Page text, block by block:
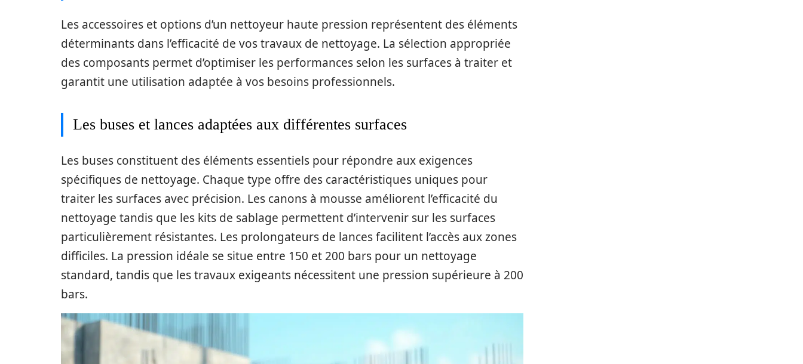
Les accessoires et options d’un nettoyeur haute pression représentent des éléments
déterminants dans l’efficacité de vos travaux de nettoyage. La sélection appropriée
des composants permet d’optimiser les performances selon les surfaces à traiter et
garantit une utilisation adaptée à vos besoins professionnels.
Les buses et lances adaptées aux différentes surfaces
Les buses constituent des éléments essentiels pour répondre aux exigences
spécifiques de nettoyage. Chaque type offre des caractéristiques uniques pour
traiter les surfaces avec précision. Les canons à mousse améliorent l’efficacité du
nettoyage tandis que les kits de sablage permettent d’intervenir sur les surfaces
particulièrement résistantes. Les prolongateurs de lances facilitent l’accès aux zones
difficiles. La pression idéale se situe entre 150 et 200 bars pour un nettoyage
standard, tandis que les travaux exigeants nécessitent une pression supérieure à 200
bars.